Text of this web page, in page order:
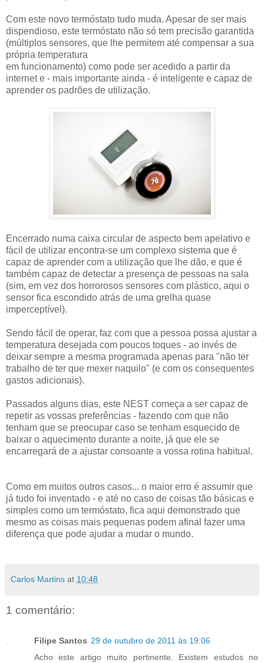
Com este novo termóstato tudo muda. Apesar de ser mais
dispendioso, este termóstato não só tem precisão garantida
(múltiplos sensores, que lhe permitem até compensar a sua
própria temperatura
em funcionamento) como pode ser acedido a partir da
internet e - mais importante ainda - é inteligente e capaz de
aprender os padrões de utilização.
Encerrado numa caixa circular de aspecto bem apelativo e
fácil de utilizar encontra-se um complexo sistema que é
capaz de aprender com a utilização que lhe dão, e que é
também capaz de detectar a presença de pessoas na sala
(sim, em vez dos horrorosos sensores com plástico, aqui o
sensor fica escondido atrás de uma grelha quase
imperceptível).
Sendo fácil de operar, faz com que a pessoa possa ajustar a
temperatura desejada com poucos toques - ao invés de
deixar sempre a mesma programada apenas para "não ter
trabalho de ter que mexer naquilo" (e com os consequentes
gastos adicionais).
Passados alguns dias, este NEST começa a ser capaz de
repetir as vossas preferências - fazendo com que não
tenham que se preocupar caso se tenham esquecido de
baixar o aquecimento durante a noite, já que ele se
encarregará de a ajustar consoante a vossa rotina habitual.
Como em muitos outros casos... o maior erro é assumir que
já tudo foi inventado - e até no caso de coisas tão básicas e
simples como um termóstato, fica aqui demonstrado que
mesmo as coisas mais pequenas podem afinal fazer uma
diferença que pode ajudar a mudar o mundo.
Carlos Martins at 10:48
1 comentário:
Filipe Santos 29 de outubro de 2011 às 19:06
Acho este artigo muito pertinente. Existem estudos no